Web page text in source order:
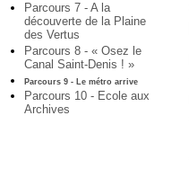
Parcours 7 - A la
découverte de la Plaine
des Vertus
Parcours 8 - « Osez le
Canal Saint-Denis ! »
Parcours 9 - Le métro arrive
Parcours 10 - Ecole aux
Archives